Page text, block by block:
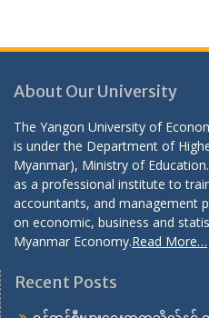
About Our University
The Yangon University of
is under the Department of
Myanmar), Ministry of
as a professional institute to
accountants, and management
on economic, business and
Myanmar Economy.Read More…
Recent Posts